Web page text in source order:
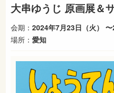
大串ゆうじ 原画展＆
会期： 2024年7月23日（火） 〜
場所： 愛知